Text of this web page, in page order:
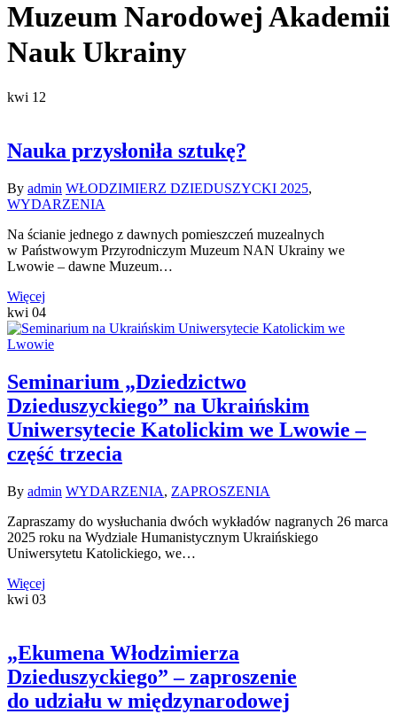
Muzeum Narodowej Akademii
Nauk Ukrainy
kwi 12
Nauka przysłoniła sztukę?
By admin WŁODZIMIERZ DZIEDUSZYCKI 2025,
WYDARZENIA
Na ścianie jednego z dawnych pomieszczeń muzealnych
w Państwowym Przyrodniczym Muzeum NAN Ukrainy we
Lwowie – dawne Muzeum…
Więcej
kwi 04
Seminarium „Dziedzictwo
Dzieduszyckiego” na Ukraińskim
Uniwersytecie Katolickim we Lwowie –
część trzecia
By admin WYDARZENIA, ZAPROSZENIA
Zapraszamy do wysłuchania dwóch wykładów nagranych 26 marca
2025 roku na Wydziale Humanistycznym Ukraińskiego
Uniwersytetu Katolickiego, we…
Więcej
kwi 03
„Ekumena Włodzimierza
Dzieduszyckiego” – zaproszenie
do udziału w międzynarodowej